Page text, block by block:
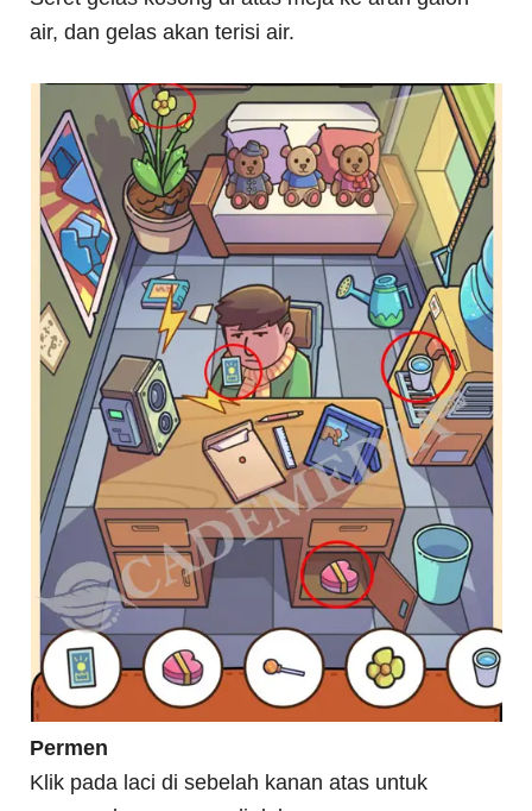
air, dan gelas akan terisi air.
Permen
Klik pada laci di sebelah kanan atas untuk